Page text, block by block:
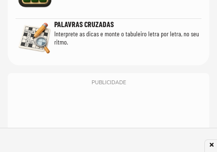
PALAVRAS CRUZADAS
Interprete as dicas e monte o tabuleiro letra por letra, no seu
ritmo.
PUBLICIDADE